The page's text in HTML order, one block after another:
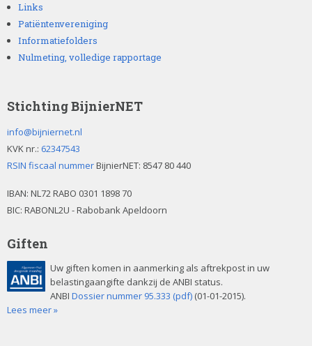
Links
Patiëntenvereniging
Informatiefolders
Nulmeting, volledige rapportage
Stichting BijnierNET
info@bijniernet.nl
KVK nr.: 62347543
RSIN fiscaal nummerBijnierNET: 8547 80 440
IBAN: NL72 RABO 0301 1898 70
BIC: RABONL2U - Rabobank Apeldoorn
Giften
Uw giften komen in aanmerking als aftrekpost in uw
belastingaangifte dankzij de ANBI status.
ANBI Dossier nummer 95.333 (pdf) (01-01-2015).
Lees meer »